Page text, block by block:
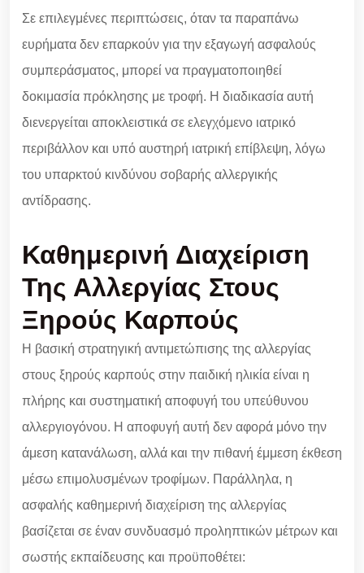
Σε επιλεγμένες περιπτώσεις, όταν τα παραπάνω
ευρήματα δεν επαρκούν για την εξαγωγή ασφαλούς
συμπεράσματος, μπορεί να πραγματοποιηθεί
δοκιμασία πρόκλησης με τροφή. Η διαδικασία αυτή
διενεργείται αποκλειστικά σε ελεγχόμενο ιατρικό
περιβάλλον και υπό αυστηρή ιατρική επίβλεψη, λόγω
του υπαρκτού κινδύνου σοβαρής αλλεργικής
αντίδρασης.
Καθημερινή Διαχείριση
Της Αλλεργίας Στους
Ξηρούς Καρπούς
Η βασική στρατηγική αντιμετώπισης της αλλεργίας
στους ξηρούς καρπούς στην παιδική ηλικία είναι η
πλήρης και συστηματική αποφυγή του υπεύθυνου
αλλεργιογόνου. Η αποφυγή αυτή δεν αφορά μόνο την
άμεση κατανάλωση, αλλά και την πιθανή έμμεση έκθεση
μέσω επιμολυσμένων τροφίμων. Παράλληλα, η
ασφαλής καθημερινή διαχείριση της αλλεργίας
βασίζεται σε έναν συνδυασμό προληπτικών μέτρων και
σωστής εκπαίδευσης και προϋποθέτει: